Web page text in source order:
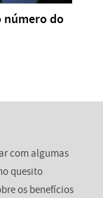
número do
com algumas
quesito
os benefícios